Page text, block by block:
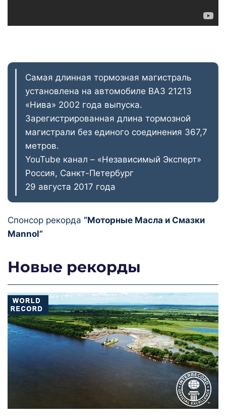
Самая длинная тормозная магистраль
установлена на автомобиле ВАЗ 21213
«Нива» 2002 года выпуска.
Зарегистрированная длина тормозной
магистрали без единого соединения 367,7
метров.
YouTube канал – «Независимый Эксперт»
Россия, Санкт-Петербург
29 августа 2017 года
Спонсор рекорда “Моторные Масла и Смазки
Mannol”
Новые рекорды